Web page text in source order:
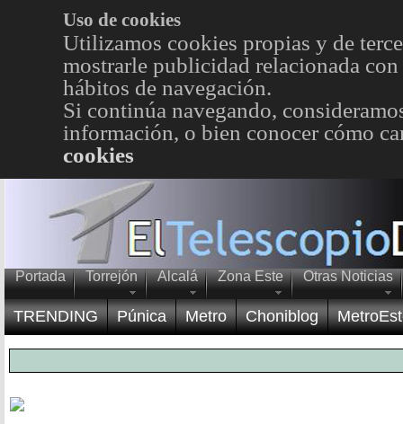
Uso de cookies
Utilizamos cookies propias y de
mostrarle publicidad relacionada
hábitos de navegación.
Si continúa navegando,
información, o bien conocer cómo
cookies
Portada Torrejón Alcalá Zona Este Otras Noticias
TRENDING Púnica Metro Choniblog